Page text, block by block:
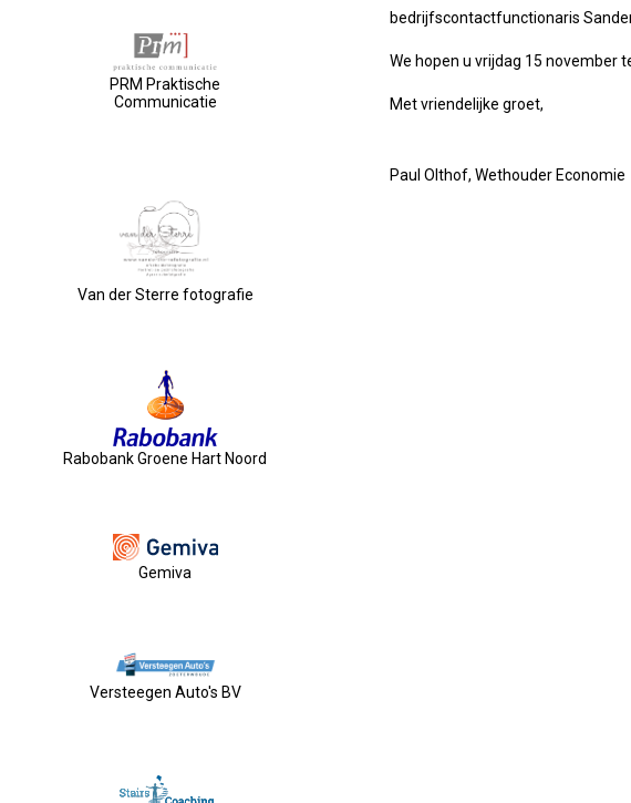
bedrijfscontactfunctionaris
We hopen u vrijdag 15 november
Met vriendelijke groet,
Paul Olthof, Wethouder Economie
PRM Praktische
Communicatie
Van der Sterre fotografie
Rabobank Groene Hart Noord
Gemiva
Versteegen Auto's BV